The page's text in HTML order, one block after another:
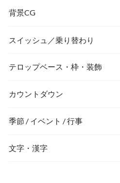
背景CG
ニュース風
デジタル風
スイッシュ／乗り替わり
テロップベース・枠・装飾
ネオン風
カウントダウン
季節 / イベント / 行事
文字・漢字